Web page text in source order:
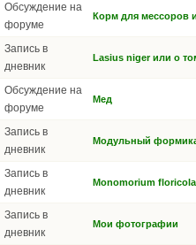
Обсуждение на
форуме
Корм для мессоров
Запись в
дневник
Lasius niger или о
Обсуждение на
форуме
Мед
Запись в
дневник
Модульный
Запись в
дневник
Monomorium
Запись в
дневник
Мои фотографии